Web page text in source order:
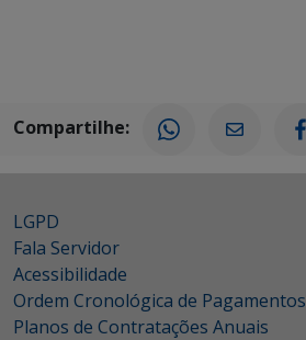
Compartilhe:
LGPD
Fala Servidor
Acessibilidade
Ordem Cronológica de Pagamentos
Planos de Contratações Anuais